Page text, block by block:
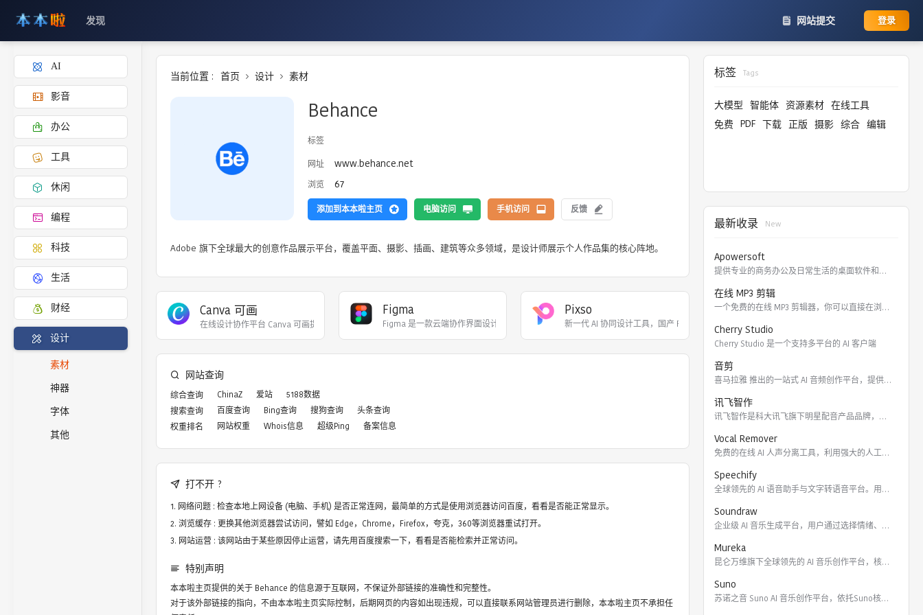
发现 网站提交 登录
AI
影音
办公
工具
休闲
编程
科技
生活
财经
设计
素材
神器
字体
其他
当前位置 : 首页 设计 素材
Behance
标签
网址
www.behance.net
浏览 67
添加到本本啦主页 电脑访问 手机访问 反馈
Adobe 旗下全球最大的创意作品展示平台，覆盖平面、摄影、插画、建筑等众多领域，是设计师展示个人作品集的核心阵地。
Canva 可画
在线设计协作平台 Canva 可画提供了海量的设计
Figma
Figma 是一款‌云端协作界面设计工具‌，主要用
Pixso
新一代 AI 协同设计工具，国产 Figma 替代
网站查询
综合查询 ChinaZ 爱站
5188数据
搜索查询
百度查询 Bing查询 搜狗查询
头条查询
权重排名
网站权重 Whois信息 超级Ping 备案信息
打不开 ?
网络问题 : 检查本地上网设备 (电脑、手机) 是否正常连网，最简单的方式是使用浏览器访问百度，看看是否能正常显示。
浏览缓存 : 更换其他浏览器尝试访问，譬如 Edge，Chrome，Firefox，夸克，360等浏览器重试打开。
网站运营 : 该网站由于某些原因停止运营，请先用百度搜索一下，看看是否能检索并正常访问。
特别声明
本本啦主页提供的关于 Behance 的信息源于互联网，不保证外部链接的准确性和完整性。
对于该外部链接的指向，不由本本啦主页实际控制，后期网页的内容如出现违规，可以直接联系网站管理员进行删除，本本啦主页不承担任
标签 Tags
大模型 智能体 资源素材 在线工具
免费 PDF 下载 正版 摄影 综合 编辑
最新收录 New
Apowersoft
提供专业的商务办公及日常生活的桌面软件和在线应用。 软件涵盖
在线 MP3 剪辑
一个免费的在线 MP3 剪辑器，你可以直接在浏览器里剪切，裁
Cherry Studio
Cherry Studio 是一个支持多平台的 AI 客户端
音剪
喜马拉雅 推出的一站式 AI 音频创作平台，提供云端协作、3
讯飞智作
讯飞智作是科大讯飞旗下明星配音产品品牌，提供合成配音软件、真
Vocal Remover
免费的在线 AI 人声分离工具，利用强大的人工智能算法将歌曲
Speechify
全球领先的 AI 语音助手与文字转语音平台。用户可通过 Ch
Soundraw
企业级 AI 音乐生成平台，用户通过选择情绪、流派、乐器及长
Mureka
昆仑万维旗下全球领先的 AI 音乐创作平台，核心模型包括全球
Suno
苏诺之音 Suno AI 音乐创作平台，依托Suno核心模型